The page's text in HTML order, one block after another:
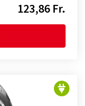
123,86 Fr.